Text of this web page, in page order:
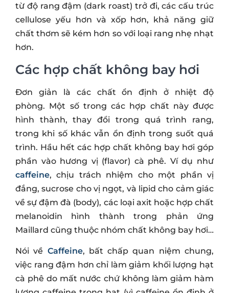
từ độ rang đậm (dark roast) trở đi, các cấu trúc
cellulose yếu hơn và xốp hơn, khả năng giữ
chất thơm sẽ kém hơn so với loại rang nhẹ nhạt
hơn.
Các hợp chất không bay hơi
Đơn giản là các chất ổn định ở nhiệt độ
phòng. Một số trong các hợp chất này được
hình thành, thay đổi trong quá trình rang,
trong khi số khác vẫn ổn định trong suốt quá
trình. Hầu hết các hợp chất không bay hơi góp
phần vào hương vị (flavor) cà phê. Ví dụ như
caffeine, chịu trách nhiệm cho một phần vị
đắng, sucrose cho vị ngọt, và lipid cho cảm giác
về sự đậm đà (body), các loại axit hoặc hợp chất
melanoidin hình thành trong phản ứng
Maillard cũng thuộc nhóm chất không bay hơi…
Nói về Caffeine, bất chấp quan niệm chung,
việc rang đậm hơn chỉ làm giảm khối lượng hạt
cà phê do mất nước chứ không làm giảm hàm